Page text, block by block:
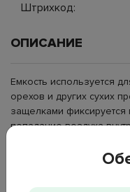
Штрихкод:
ОПИСАНИЕ
Емкость используется
орехов и других сухих
защелками фиксируется
попадание воздуха
Цвет: прозрачный;